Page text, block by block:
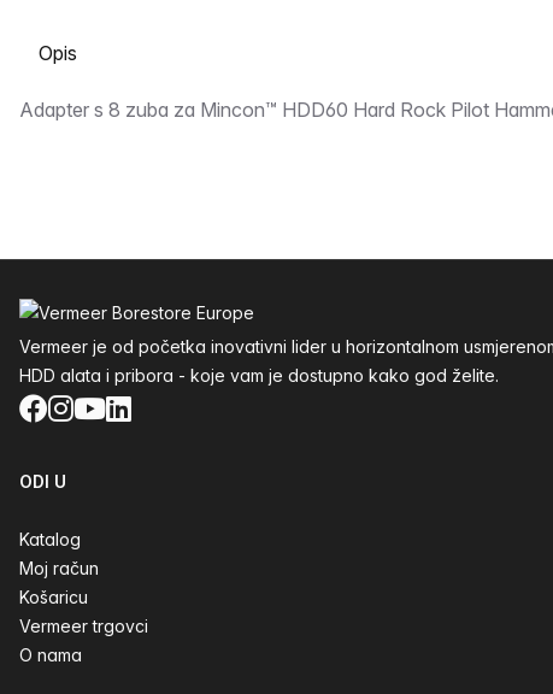
Odabir kartice
Opis
Adapter s 8 zuba za Mincon™ HDD60 Hard Rock Pilot
Vermeer je od početka inovativni lider u horizontalnom
HDD alata i pribora - koje vam je dostupno kako god želite.
Facebook
Instagram
YouTube
LinkedIn
ODI U
Katalog
Moj račun
Košaricu
Vermeer trgovci
O nama